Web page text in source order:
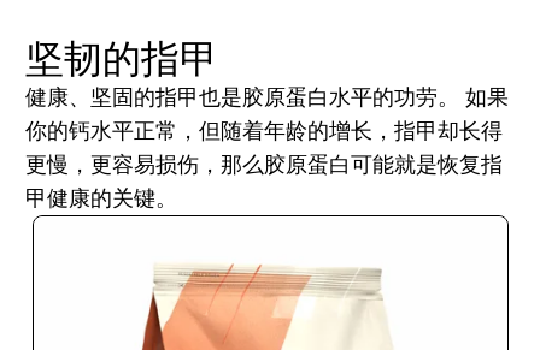
坚韧的指甲
健康、坚固的指甲也是胶原蛋白水平的功劳。 如果
你的钙水平正常，但随着年龄的增长，指甲却长得
更慢，更容易损伤，那么胶原蛋白可能就是恢复指
甲健康的关键。